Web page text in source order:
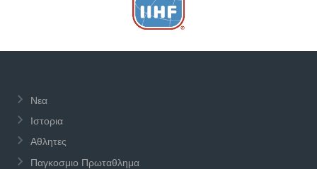
Νεα
Ιστορια
Αθλητες
Παγκοσμιο Πρωταθλημα